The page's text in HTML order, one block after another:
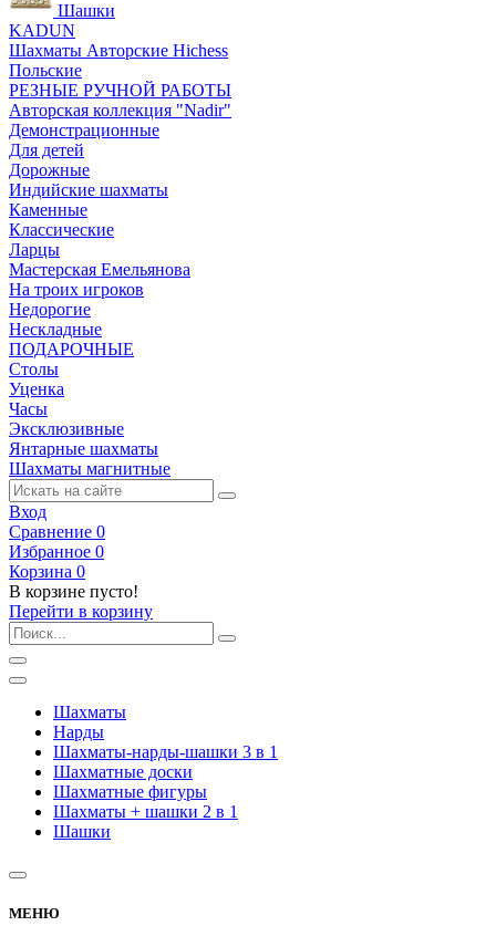
Шашки
KADUN
Шахматы Авторские Hichess
Польские
РЕЗНЫЕ РУЧНОЙ РАБОТЫ
Авторская коллекция "Nadir"
Демонстрационные
Для детей
Дорожные
Индийские шахматы
Каменные
Классические
Ларцы
Мастерская Емельянова
На троих игроков
Недорогие
Нескладные
ПОДАРОЧНЫЕ
Столы
Уценка
Часы
Эксклюзивные
Янтарные шахматы
Шахматы магнитные
Вход
Сравнение 0
Избранное 0
Корзина 0
В корзине пусто!
Перейти в корзину
Шахматы
Нарды
Шахматы-нарды-шашки 3 в 1
Шахматные доски
Шахматные фигуры
Шахматы + шашки 2 в 1
Шашки
МЕНЮ